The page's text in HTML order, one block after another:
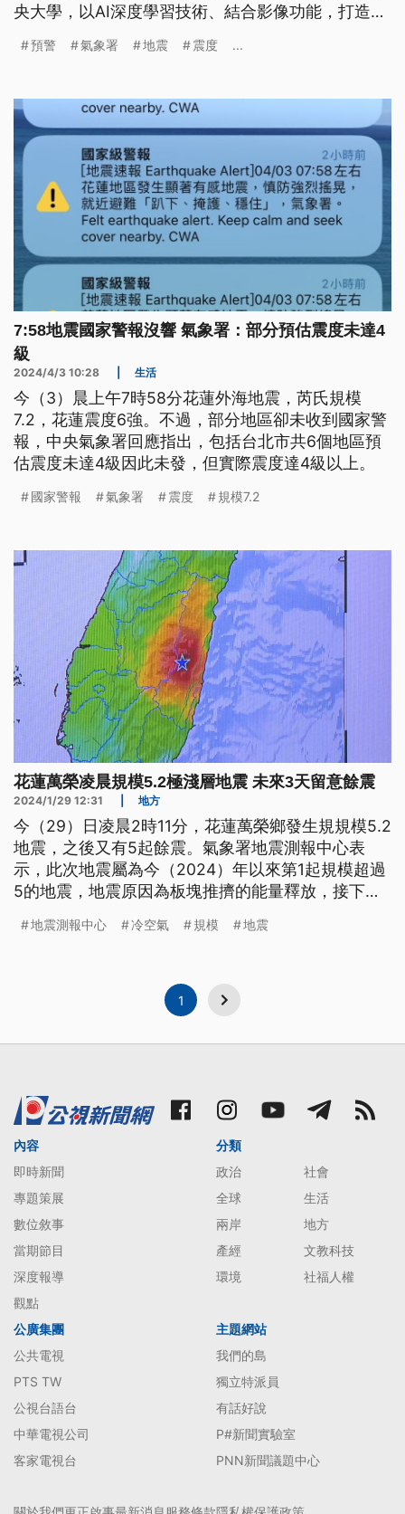
央大學，以AI深度學習技術、結合影像功能，打造地
預警 氣象署 地震 震度 ...
7:58地震國家警報沒響 氣象署：部分預估震度未達4
級
2024/4/3 10:28 生活
今（3）晨上午7時58分花蓮外海地震，芮氏規模
7.2，花蓮震度6強。不過，部分地區卻未收到國家警
報，中央氣象署回應指出，包括台北市共6個地區預
估震度未達4級因此未發，但實際震度達4級以上。
國家警報 氣象署 震度 規模7.2
花蓮萬榮凌晨規模5.2極淺層地震 未來3天留意餘震
2024/1/29 12:31 地方
今（29）日凌晨2時11分，花蓮萬榮鄉發生規規模5.2
地震，之後又有5起餘震。氣象署地震測報中心表
示，此次地震屬為今（2024）年以來第1起規模超過
5的地震，地震原因為板塊推擠的能量釋放，接下來
地震測報中心 冷空氣 規模 地震
1
內容
即時新聞
專題策展
數位敘事
當期節目
深度報導
觀點
分類
政治
社會
全球
生活
兩岸
地方
產經
文教科技
環境
社福人權
公廣集團
公共電視
PTS TW
公視台語台
中華電視公司
客家電視台
主題網站
我們的島
獨立特派員
有話好說
P#新聞實驗室
PNN新聞議題中心